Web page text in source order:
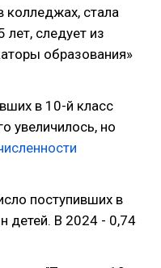
колледжах, стала
следует из
образования»
в 10-й класс
увеличилось, но
поступивших в
детей. В 2024 - 0,74